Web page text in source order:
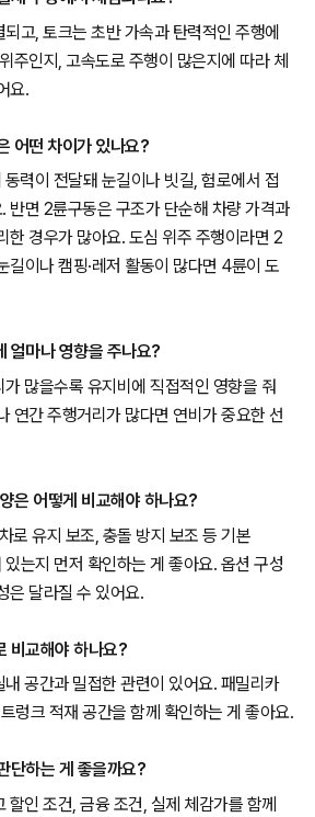
고, 토크는 초반 가속과 탄력적인 주행에
주인지, 고속도로 주행이 많은지에 따라 체
요.
어떤 차이가 있나요?
력이 전달돼 눈길이나 빗길, 험로에서 접
반면 2륜구동은 구조가 단순해 차량 가격과
한 경우가 많아요. 도심 위주 주행이라면 2
길이나 캠핑·레저 활동이 많다면 4륜이 도
얼마나 영향을 주나요?
많을수록 유지비에 직접적인 영향을 줘
연간 주행거리가 많다면 연비가 중요한 선
은 어떻게 비교해야 하나요?
로 유지 보조, 충돌 방지 보조 등 기본
는지 먼저 확인하는 게 좋아요. 옵션 구성
은 달라질 수 있어요.
비교해야 하나요?
공간과 밀접한 관련이 있어요. 패밀리카
렁크 적재 공간을 함께 확인하는 게 좋아요.
단하는 게 좋을까요?
할인 조건, 금융 조건, 실제 체감가를 함께